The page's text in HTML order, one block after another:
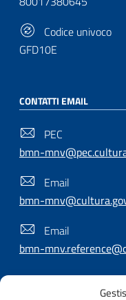
Codice univoco
GFD10E
CONTATTI EMAIL
PEC
bmn-
Email
bmn-
Email
bmn-